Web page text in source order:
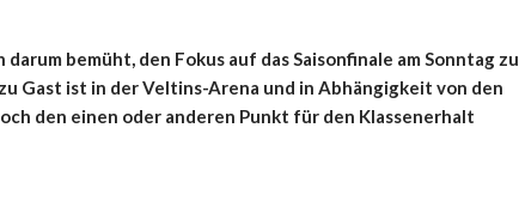
bemüht, den Fokus auf das Saisonfinale am Sonntag zu
Gast ist in der Veltins-Arena und in Abhängigkeit von den
den einen oder anderen Punkt für den Klassenerhalt